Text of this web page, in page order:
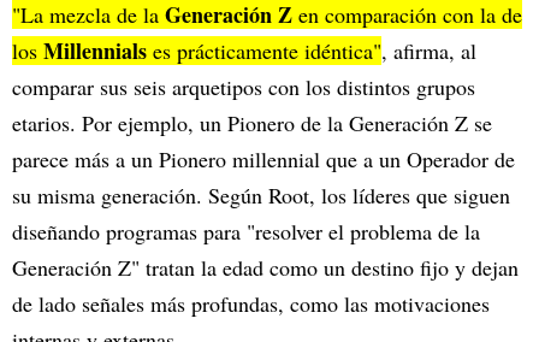
"La mezcla de la Generación Z en comparación con la de
los Millennials es prácticamente idéntica", afirma, al
comparar sus seis arquetipos con los distintos grupos
etarios. Por ejemplo, un Pionero de la Generación Z se
parece más a un Pionero millennial que a un Operador de
su misma generación. Según Root, los líderes que siguen
diseñando programas para "resolver el problema de la
Generación Z" tratan la edad como un destino fijo y dejan
de lado señales más profundas, como las motivaciones